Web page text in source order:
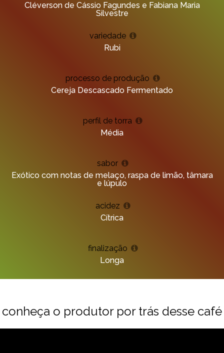
Cléverson de Cássio Fagundes e Fabiana Maria
Silvestre
variedade
Rubi
processo de produção
Cereja Descascado Fermentado
perfil de torra
Média
sabor
Exótico com notas de melaço, raspa de limão, tâmara
e lúpulo
acidez
Cítrica
finalização
Longa
conheça o produtor por trás desse café